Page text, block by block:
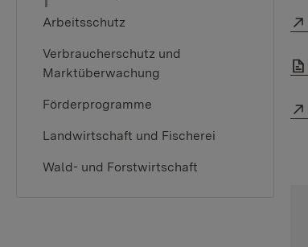
Arbeitsschutz
Verbraucherschutz und
Marktüberwachung
Förderprogramme
Landwirtschaft und Fischerei
Wald- und Forstwirtschaft